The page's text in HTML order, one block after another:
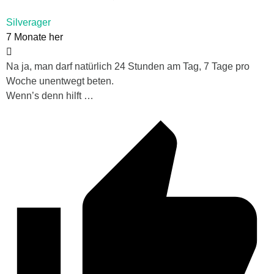
Silverager
7 Monate her
Na ja, man darf natürlich 24 Stunden am Tag, 7 Tage pro
Woche unentwegt beten.
Wenn’s denn hilft …